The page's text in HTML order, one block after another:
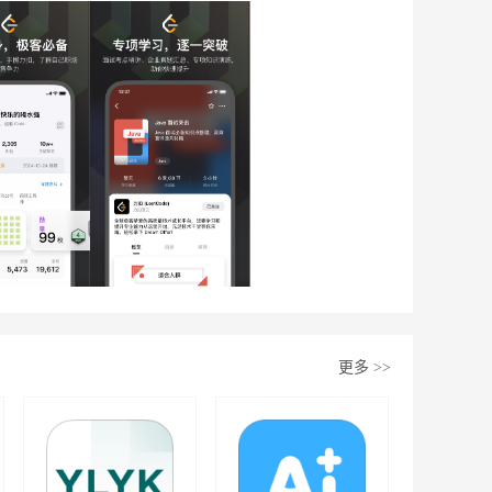
更多 >>